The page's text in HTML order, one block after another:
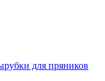
для пряников